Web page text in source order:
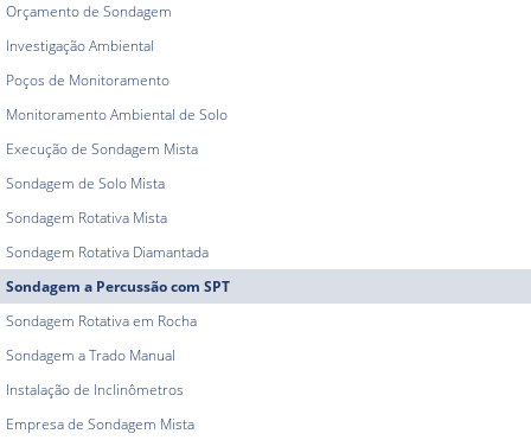
Orçamento de Sondagem
Investigação Ambiental
Poços de Monitoramento
Monitoramento Ambiental de Solo
Execução de Sondagem Mista
Sondagem de Solo Mista
Sondagem Rotativa Mista
Sondagem Rotativa Diamantada
Sondagem a Percussão com SPT
Sondagem Rotativa em Rocha
Sondagem a Trado Manual
Instalação de Inclinômetros
Empresa de Sondagem Mista